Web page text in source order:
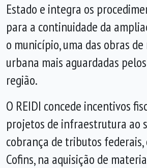
Estado e integra os
para a continuidade da
o município, uma das obras
urbana mais aguardadas
região.
O REIDI concede incentivos
projetos de infraestrutura ao
cobrança de tributos federais,
Cofins, na aquisição de